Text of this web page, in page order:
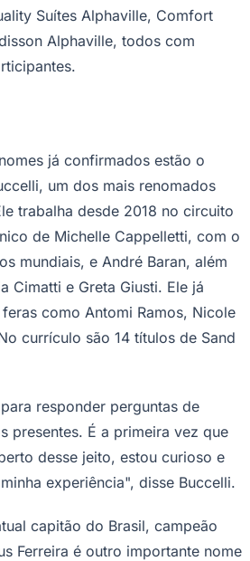
Suítes Alphaville, Comfort
Alphaville, todos com
já confirmados estão o
um dos mais renomados
trabalha desde 2018 no circuito
de Michelle Cappelletti, com o
mundiais, e André Baran, além
Cimatti e Greta Giusti. Ele já
como Antomi Ramos, Nicole
currículo são 14 títulos de Sand
responder perguntas de
presentes. É a primeira vez que
desse jeito, estou curioso e
experiência", disse Buccelli.
capitão do Brasil, campeão
Ferreira é outro importante nome